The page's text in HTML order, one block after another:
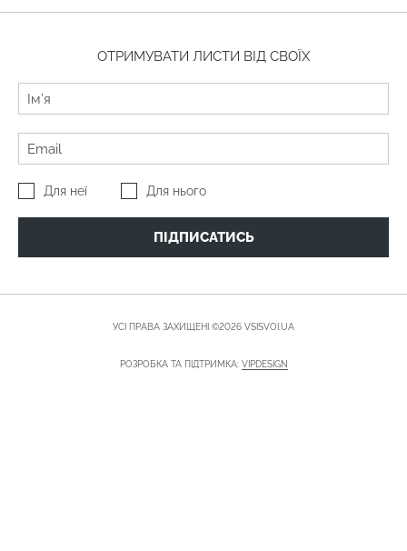
ОТРИМУВАТИ ЛИСТИ ВІД СВОЇХ
Для неї Для нього
ПІДПИСАТИСЬ
УСІ ПРАВА ЗАХИЩЕНІ ©2026 VSISVOI.UA
РОЗРОБКА ТА ПІДТРИМКА: VIPDESIGN